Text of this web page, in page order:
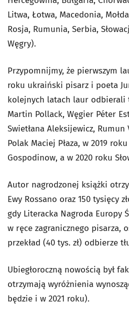
Litwa, Łotwa, Macedonia,
Rosja, Rumunia, Serbia,
Węgry).
Przypomnijmy, że pierwszym
roku ukraiński pisarz i poeta
kolejnych latach laur odbierali
Martin Pollack, Węgier Péter
Swietłana Aleksijewicz, Rumun
Polak Maciej Płaza, w 2019
Gospodinow, a w 2020 roku
Autor nagrodzonej książki
Ewy Rossano oraz 150 tysięcy
gdy Literacka Nagroda Europy
w ręce zagranicznego pisarza,
przekład (40 tys. zł) odbierze
Ubiegłoroczną nowością był
otrzymają wyróżnienia
będzie i w 2021 roku).